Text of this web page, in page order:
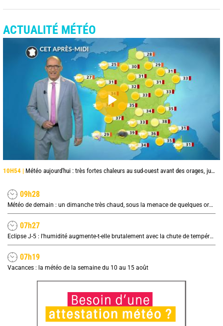
ACTUALITÉ MÉTÉO
10H54 | Météo aujourd'hui : très fortes chaleurs au sud-ouest avant des orages, jusqu'à 39°C
09h28
Météo de demain : un dimanche très chaud, sous la menace de quelques orages
07h27
Eclipse J-5 : l'humidité augmente-t-elle brutalement avec la chute de température pendant l'éclipse du 12 août ?
07h19
Vacances : la météo de la semaine du 10 au 15 août